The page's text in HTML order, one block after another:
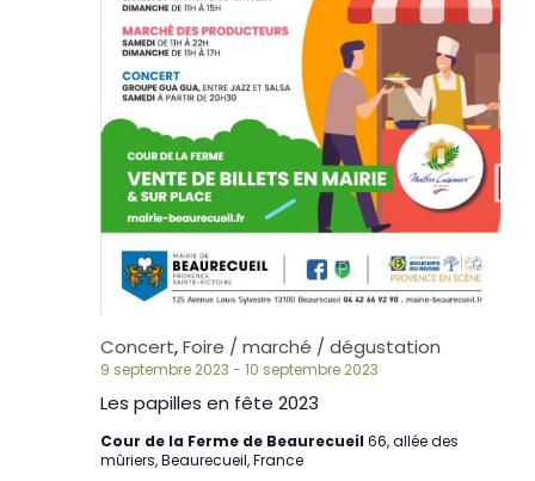
Concert,Foire / marché / dégustation
Les papilles en fête 2023
9 septembre 2023 - 10 septembre 2023
Cour de la Ferme de Beaurecueil 66, allée des
mûriers, Beaurecueil, France